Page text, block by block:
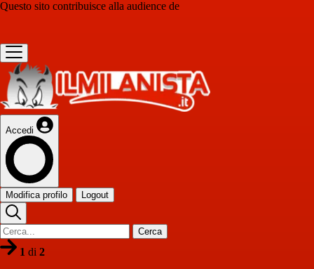
Questo sito contribuisce alla audience de
Accedi
Modifica profilo Logout
Cerca
1 di 2